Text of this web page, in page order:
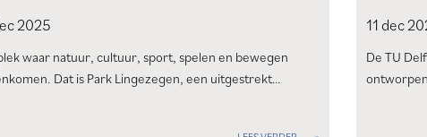
2025
waar natuur, cultuur, sport, spelen en bewegen
Dat is Park Lingezegen, een uitgestrekt…
11 dec
De TU